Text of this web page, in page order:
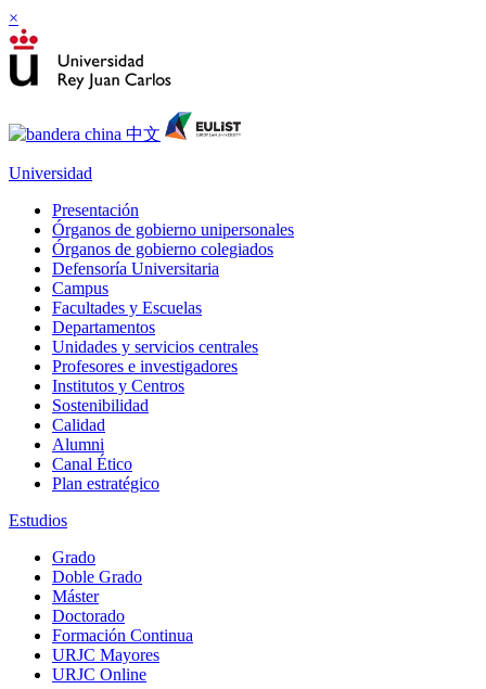
×
Universidad
Presentación
Órganos de gobierno unipersonales
Órganos de gobierno colegiados
Defensoría Universitaria
Campus
Facultades y Escuelas
Departamentos
Unidades y servicios centrales
Profesores e investigadores
Institutos y Centros
Sostenibilidad
Calidad
Alumni
Canal Ético
Plan estratégico
Estudios
Grado
Doble Grado
Máster
Doctorado
Formación Continua
URJC Mayores
URJC Online